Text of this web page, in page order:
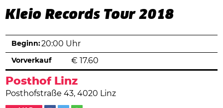
Kleio Records Tour 2018
Posthof Linz
Posthofstraße 43, 4020 Linz
Beginn:20:00 Uhr
Vorverkauf € 17.60